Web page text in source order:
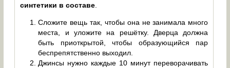
синтетики в составе
Сложите вещь так, чтобы она не занимала много
места, и уложите на решётку. Дверца должна
быть приоткрытой, чтобы образующийся пар
беспрепятственно выходил.
Джинсы нужно каждые 10 минут переворачивать